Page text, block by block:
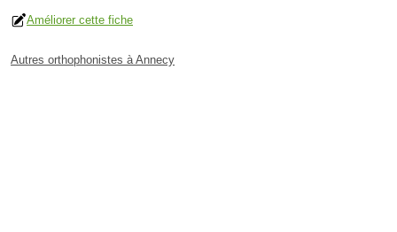
Améliorer cette fiche
Autres orthophonistes à Annecy